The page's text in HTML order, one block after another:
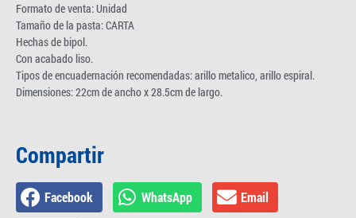
Formato de venta: Unidad
Tamaño de la pasta: CARTA
Hechas de bipol.
Con acabado liso.
Tipos de encuadernación recomendadas: arillo metalico, arillo espiral.
Dimensiones: 22cm de ancho x 28.5cm de largo.
Compartir
Facebook WhatsApp Email